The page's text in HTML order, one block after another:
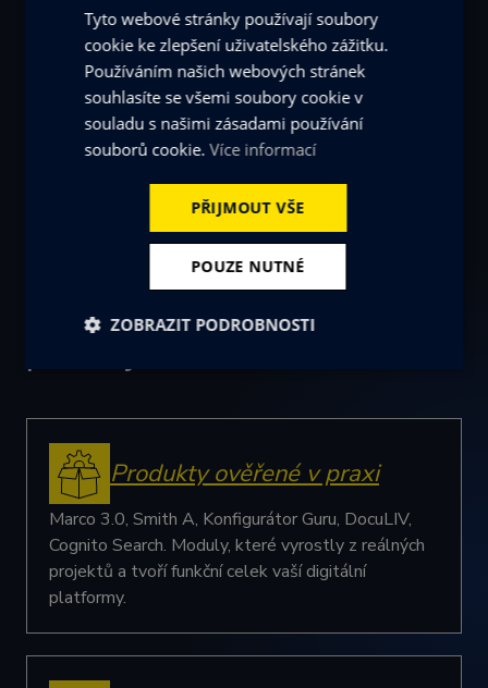
Sulu Redis
Elasticsearch
Dokážeme toho více,
Produkty ověřené v praxi
Marco 3.0, Smith A, Konfigurátor Guru, DocuLIV,
Cognito Search. Moduly, které vyrostly z reálných
projektů a tvoří funkční celek vaší digitální
platformy.
ENGLISH
Tyto webové stránky používají soubory
cookie ke zlepšení uživatelského zážitku.
Používáním našich webových stránek
souhlasíte se všemi soubory cookie v
souladu s našimi zásadami používání
souborů cookie. Více informací
PŘIJMOUT VŠE
POUZE NUTNÉ
ZOBRAZIT PODROBNOSTI
Nezbytně
Výkonové
Funkční soubory